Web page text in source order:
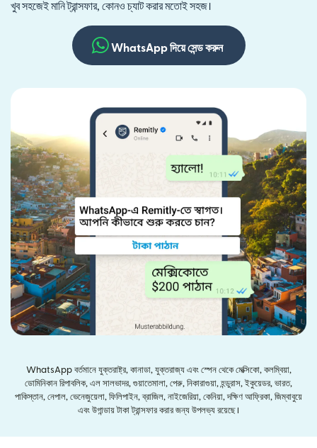
খুব সহজেই মানি ট্রান্সফার, কোনও চ্যাট করার মতোই সহজ।
WhatsApp দিয়ে সেন্ড করুন
WhatsApp বর্তমানে যুক্তরাষ্ট্র, কানাডা, যুক্তরাজ্য এবং স্পেন থেকে মেক্সিকো, কলম্বিয়া,
ডোমিনিকান রিপাবলিক, এল সালভাদর, গুয়াতেমালা, পেরু, নিকারাগুয়া, হন্ডুরাস, ইকুয়েডর, ভারত,
পাকিস্তান, নেপাল, ভেনেজুয়েলা, ফিলিপাইন, ব্রাজিল, নাইজেরিয়া, কেনিয়া, দক্ষিণ আফ্রিকা, জিম্বাবুয়ে
এবং উগান্ডায় টাকা ট্রান্সফার করার জন্য উপলভ্য রয়েছে।